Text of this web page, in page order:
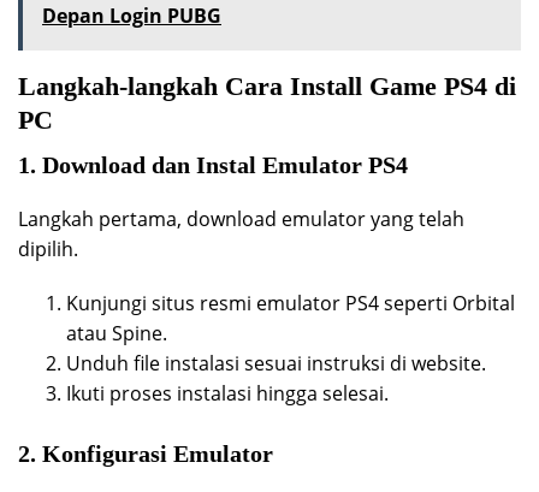
Depan Login PUBG
Langkah-langkah Cara Install Game PS4 di
PC
1. Download dan Instal Emulator PS4
Langkah pertama, download emulator yang telah
dipilih.
Kunjungi situs resmi emulator PS4 seperti Orbital
atau Spine.
Unduh file instalasi sesuai instruksi di website.
Ikuti proses instalasi hingga selesai.
2. Konfigurasi Emulator